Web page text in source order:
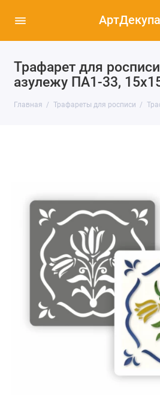
Трафарет для
азулежу ПА1-33,
Главная Трафареты для росписи